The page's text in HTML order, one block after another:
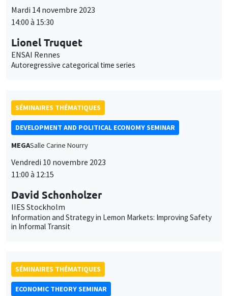
Mardi 14 novembre 2023
14:00 à 15:30
Lionel Truquet
ENSAI Rennes
Autoregressive categorical time series
SÉMINAIRES THÉMATIQUES
DEVELOPMENT AND POLITICAL ECONOMY SEMINAR
MEGASalle Carine Nourry
Vendredi 10 novembre 2023
11:00 à 12:15
David Schonholzer
IIES Stockholm
Information and Strategy in Lemon Markets: Improving Safety
in Informal Transit
SÉMINAIRES THÉMATIQUES
ECONOMIC THEORY SEMINAR